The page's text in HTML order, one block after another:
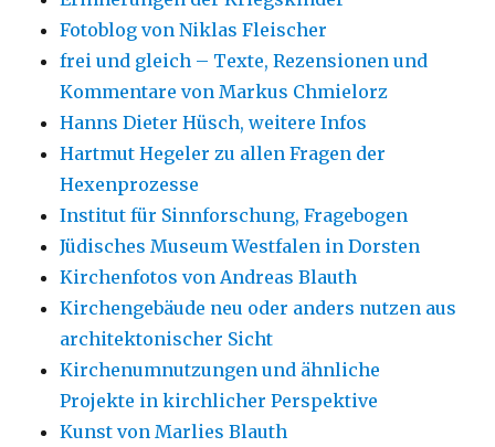
Fotoblog von Niklas Fleischer
frei und gleich – Texte, Rezensionen und
Kommentare von Markus Chmielorz
Hanns Dieter Hüsch, weitere Infos
Hartmut Hegeler zu allen Fragen der
Hexenprozesse
Institut für Sinnforschung, Fragebogen
Jüdisches Museum Westfalen in Dorsten
Kirchenfotos von Andreas Blauth
Kirchengebäude neu oder anders nutzen aus
architektonischer Sicht
Kirchenumnutzungen und ähnliche
Projekte in kirchlicher Perspektive
Kunst von Marlies Blauth